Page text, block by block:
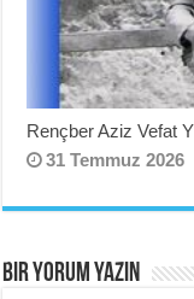
Rençber Aziz Vefat
31 Temmuz 2026
BIR YORUM YAZIN